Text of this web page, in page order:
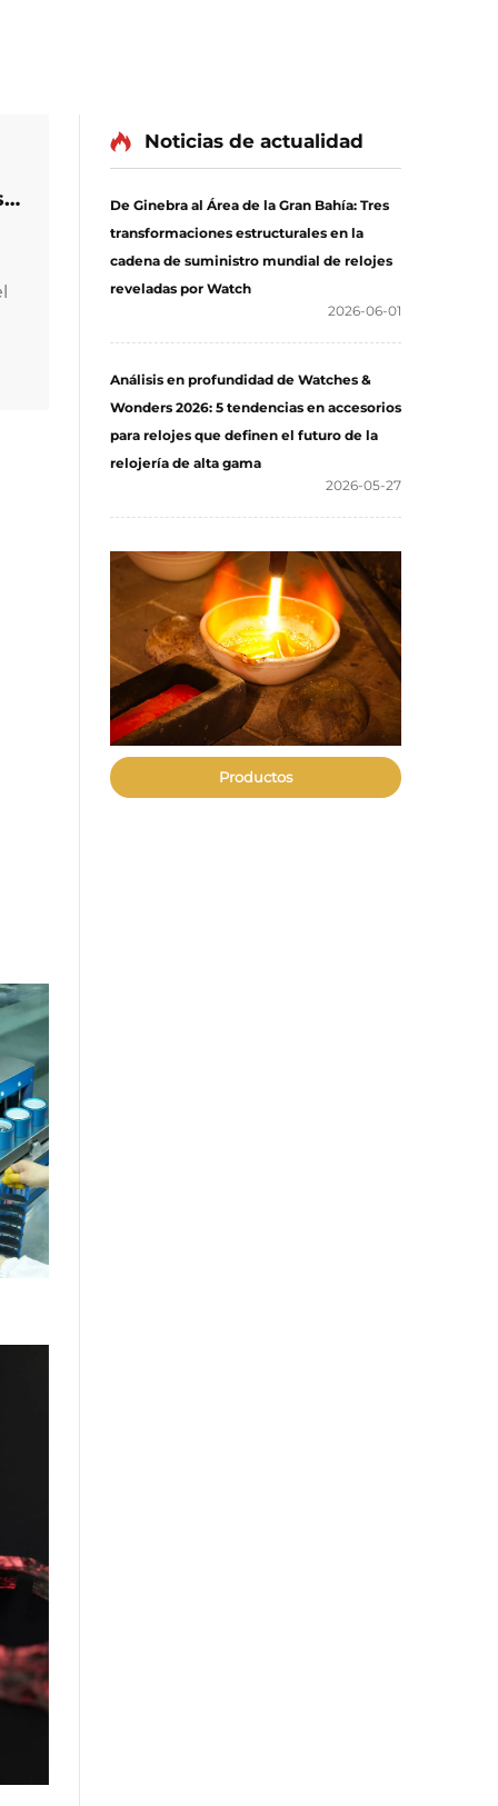
Noticias de actualidad
De Ginebra al Área de la Gran Bahía: Tres
transformaciones estructurales en la
cadena de suministro mundial de relojes
reveladas por Watch
2026-06-01
Análisis en profundidad de Watches &
Wonders 2026: 5 tendencias en accesorios
para relojes que definen el futuro de la
relojería de alta gama
2026-05-27
Productos